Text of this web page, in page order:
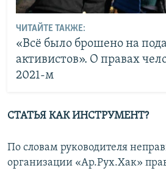
ЧИТАЙТЕ ТАКЖЕ:
«Всё было брошено на
активистов». О правах
2021-м
СТАТЬЯ КАК ИНСТРУМЕНТ?
По словам руководителя
организации «Ар.Рух.Хак»